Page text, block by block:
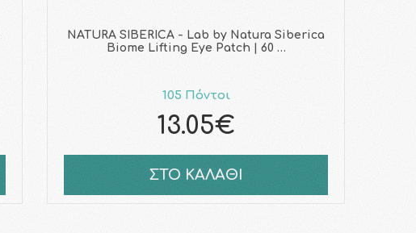
NATURA SIBERICA - Lab by Natura Siberica
Biome Lifting Eye Patch | 60 …
105 Πόντοι
13.05€
ΣΤΟ ΚΑΛΑΘΙ